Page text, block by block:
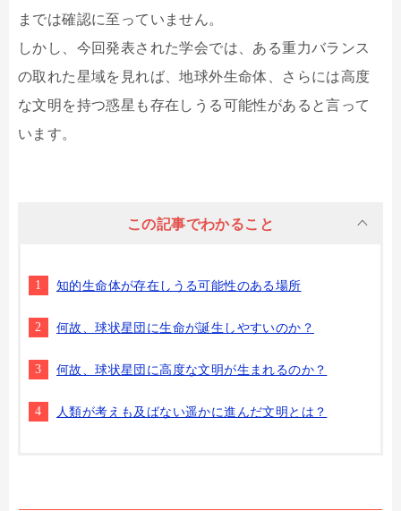
までは確認に至っていません。
しかし、今回発表された学会では、ある重力バランス
の取れた星域を見れば、地球外生命体、さらには高度
な文明を持つ惑星も存在しうる可能性があると言って
います。
この記事でわかること
知的生命体が存在しうる可能性のある場所
何故、球状星団に生命が誕生しやすいのか？
何故、球状星団に高度な文明が生まれるのか？
人類が考えも及ばない遥かに進んだ文明とは？